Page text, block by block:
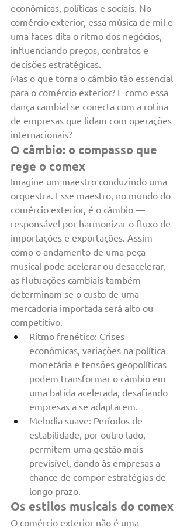
econômicas, políticas e sociais. No
comércio exterior, essa música de mil e
uma faces dita o ritmo dos negócios,
influenciando preços, contratos e
decisões estratégicas.
Mas o que torna o câmbio tão essencial
para o comércio exterior? E como essa
dança cambial se conecta com a rotina
de empresas que lidam com operações
internacionais?
O câmbio: o compasso que
rege o comex
Imagine um maestro conduzindo uma
orquestra. Esse maestro, no mundo do
comércio exterior, é o câmbio —
responsável por harmonizar o fluxo de
importações e exportações. Assim
como o andamento de uma peça
musical pode acelerar ou desacelerar,
as flutuações cambiais também
determinam se o custo de uma
mercadoria importada será alto ou
competitivo.
Ritmo frenético: Crises
econômicas, variações na política
monetária e tensões geopolíticas
podem transformar o câmbio em
uma batida acelerada, desafiando
empresas a se adaptarem.
Melodia suave: Períodos de
estabilidade, por outro lado,
permitem uma gestão mais
previsível, dando às empresas a
chance de compor estratégias de
longo prazo.
Os estilos musicais do comex
O comércio exterior não é uma